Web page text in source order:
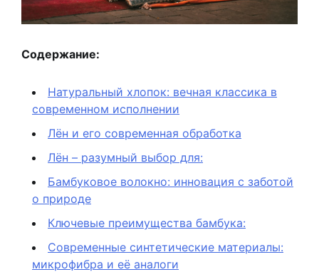
Содержание:
Натуральный хлопок: вечная классика в
современном исполнении
Лён и его современная обработка
Лён – разумный выбор для:
Бамбуковое волокно: инновация с заботой
о природе
Ключевые преимущества бамбука:
Современные синтетические материалы:
микрофибра и её аналоги